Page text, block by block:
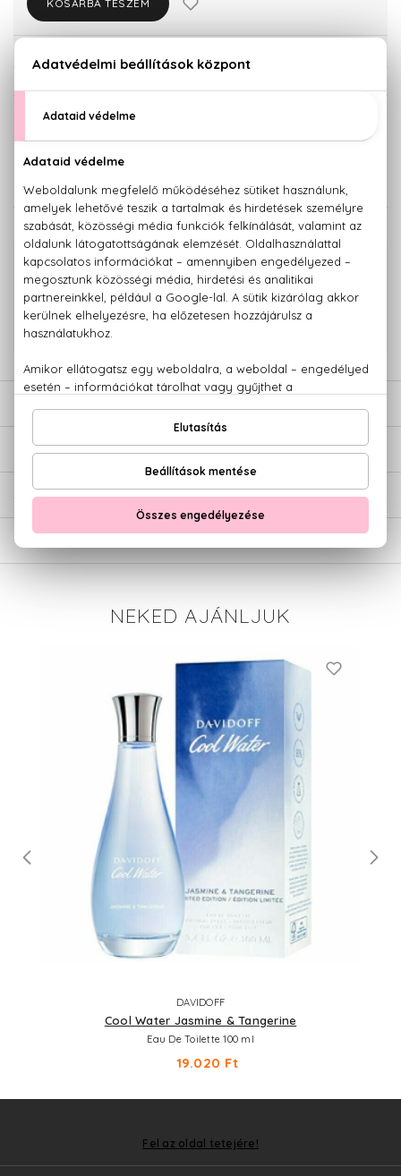
KOSÁRBA TESZEM
KISZERELÉS KIVÁLASZTÁSA
KAPCSOLÓDÓ TERMÉKEK
100% eredeti termékek,14 napos visszaküldési garanciával
Kérdésed van, elakadtál? Hívd ügyfélszolgálatunkat: +36 20
779 1926
ÉRTÉKELÉSEK (0)
SZÁLLÍTÁS
NEKED AJÁNLJUK
DAVIDOFF
Cool Water Jasmine & Tangerine
Eau De Toilette 100 ml
19.020 Ft
Fel az oldal tetejére!